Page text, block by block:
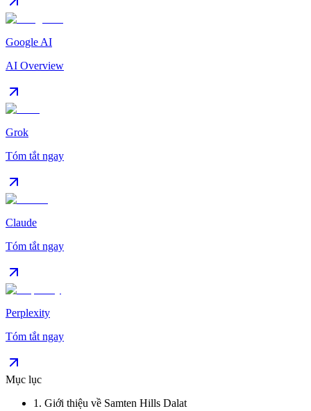
Google AI
AI Overview
Grok
Tóm tắt ngay
Claude
Tóm tắt ngay
Perplexity
Tóm tắt ngay
Mục lục
1 . Giới thiệu về Samten Hills Dalat